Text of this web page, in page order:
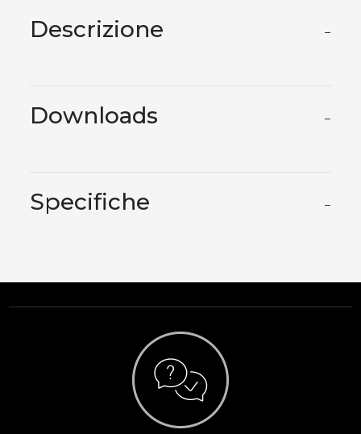
Descrizione −
Downloads −
Specifiche −